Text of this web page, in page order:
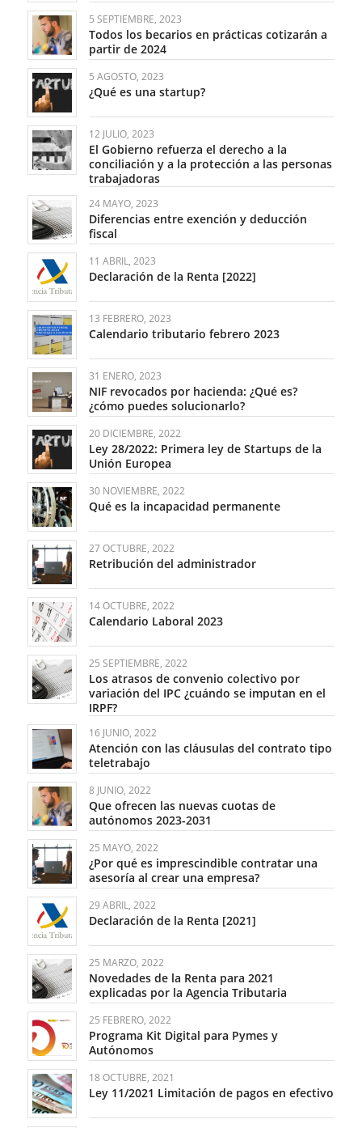
5 SEPTIEMBRE, 2023
Todos los becarios en prácticas cotizarán a
partir de 2024
5 AGOSTO, 2023
¿Qué es una startup?
12 JULIO, 2023
El Gobierno refuerza el derecho a la
conciliación y a la protección a las personas
trabajadoras
24 MAYO, 2023
Diferencias entre exención y deducción
fiscal
11 ABRIL, 2023
Declaración de la Renta [2022]
13 FEBRERO, 2023
Calendario tributario febrero 2023
31 ENERO, 2023
NIF revocados por hacienda: ¿Qué es?
¿cómo puedes solucionarlo?
20 DICIEMBRE, 2022
Ley 28/2022: Primera ley de Startups de la
Unión Europea
30 NOVIEMBRE, 2022
Qué es la incapacidad permanente
27 OCTUBRE, 2022
Retribución del administrador
14 OCTUBRE, 2022
Calendario Laboral 2023
25 SEPTIEMBRE, 2022
Los atrasos de convenio colectivo por
variación del IPC ¿cuándo se imputan en el
IRPF?
16 JUNIO, 2022
Atención con las cláusulas del contrato tipo
teletrabajo
8 JUNIO, 2022
Que ofrecen las nuevas cuotas de
autónomos 2023-2031
25 MAYO, 2022
¿Por qué es imprescindible contratar una
asesoría al crear una empresa?
29 ABRIL, 2022
Declaración de la Renta [2021]
25 MARZO, 2022
Novedades de la Renta para 2021
explicadas por la Agencia Tributaria
25 FEBRERO, 2022
Programa Kit Digital para Pymes y
Autónomos
18 OCTUBRE, 2021
Ley 11/2021 Limitación de pagos en efectivo